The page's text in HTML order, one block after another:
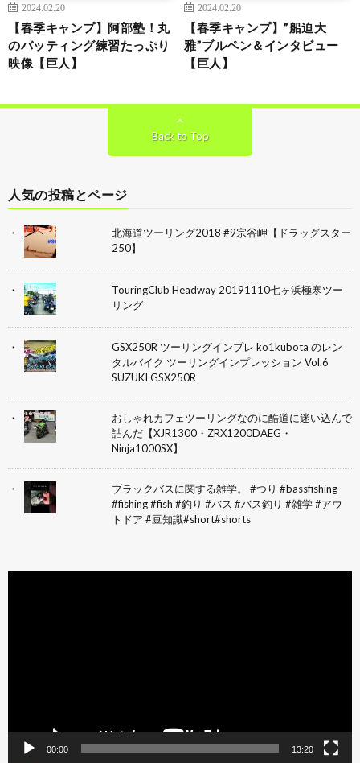
2024.02.20
【春季キャンプ】阿部塾！丸
のバッティング練習たっぷり
映像【巨人】
2024.02.20
【春季キャンプ】”船迫大
雅”ブルペン＆インタビュー
【巨人】
Back to Top
人気の投稿とページ
北海道ツーリング2018 #9宗谷岬【ドラッグスター
250】
TouringClub Headway 20191110七ヶ浜極寒ツー
リング
GSX250R ツーリングインプレ ko1kubota のレン
タルバイク ツーリングインプレッション Vol.6
SUZUKI GSX250R
おしゃれカフェツーリングなのに酷道に迷い込んで
詰んだ【XJR1300・ZRX1200DAEG・
Ninja1000SX】
ブラックバスに関する雑学。 #つり #bassfishing
#fishing #fish #釣り #バス #バス釣り #雑学 #アウ
トドア #豆知識#short#shorts
動
00:00 13:20